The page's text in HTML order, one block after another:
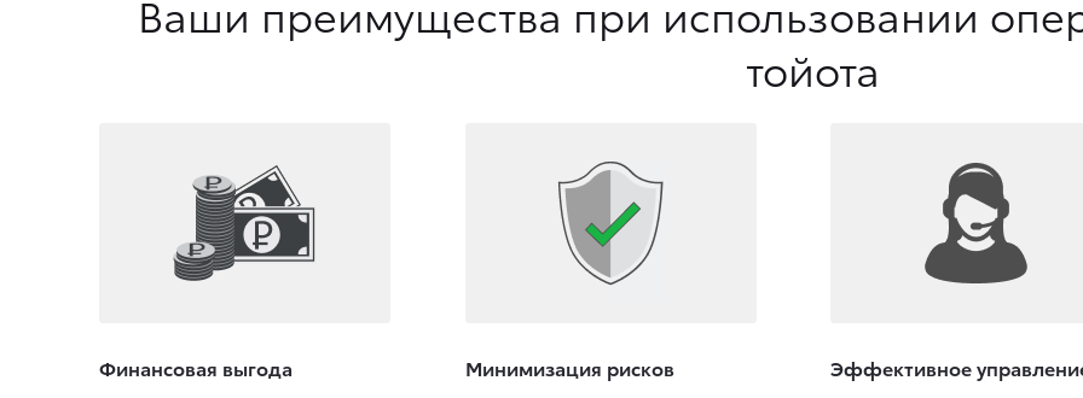
Ваши преимущества при использовании
тойота
Финансовая выгода Минимизация рисков Эффективное